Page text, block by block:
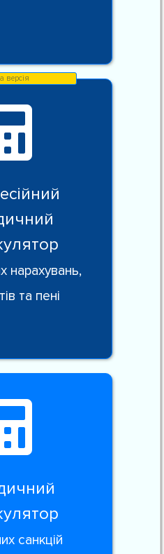
нарахувань,
та пені
санкцій